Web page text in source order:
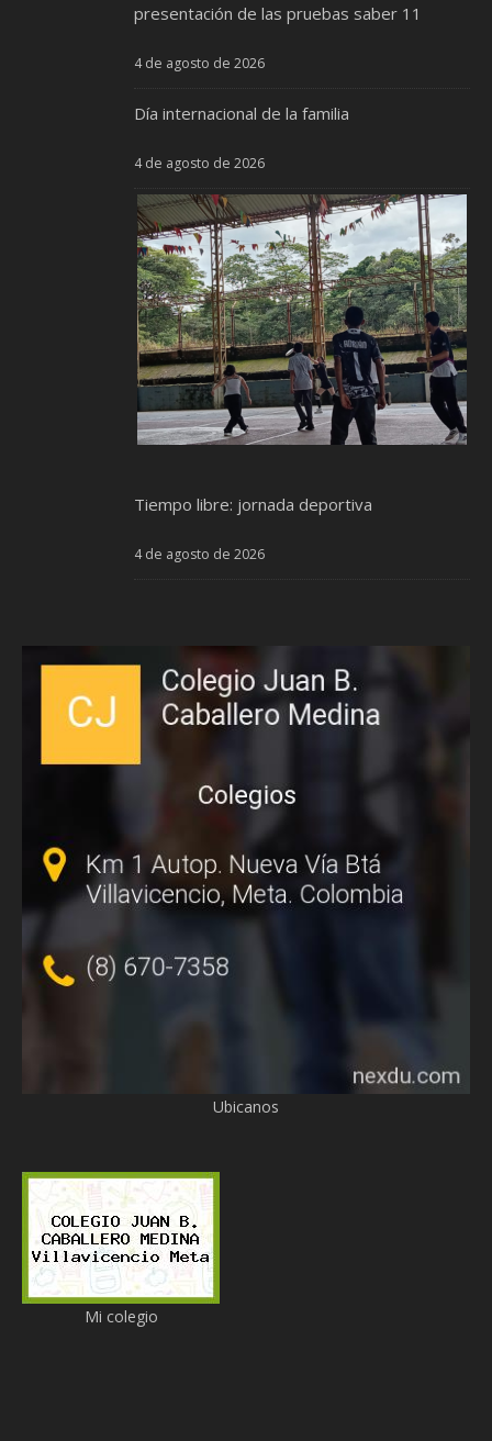
presentación de las pruebas saber 11
4 de agosto de 2026
Día internacional de la familia
4 de agosto de 2026
Tiempo libre: jornada deportiva
4 de agosto de 2026
Ubicanos
Mi colegio